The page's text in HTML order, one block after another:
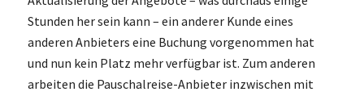
Stunden her sein kann – ein anderer Kunde eines
anderen Anbieters eine Buchung vorgenommen hat
und nun kein Platz mehr verfügbar ist. Zum anderen
arbeiten die Pauschalreise-Anbieter inzwischen mit